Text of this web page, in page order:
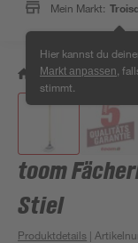
Mein Markt:
Hier kannst du
Markt anpassen ,
stimmt.
/ Garten & Freizeit
toom
Stiel
Produktdetails |